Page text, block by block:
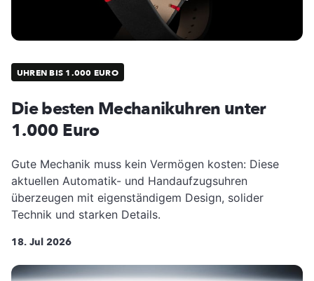
UHREN BIS 1.000 EURO
Die besten Mechanikuhren unter
1.000 Euro
Gute Mechanik muss kein Vermögen kosten: Diese
aktuellen Automatik- und Handaufzugsuhren
überzeugen mit eigenständigem Design, solider
Technik und starken Details.
18. Jul 2026